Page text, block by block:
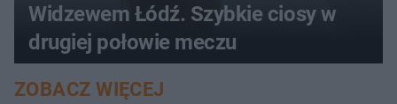
Widzewem Łódź. Szybkie ciosy w
drugiej połowie meczu
ZOBACZ WIĘCEJ